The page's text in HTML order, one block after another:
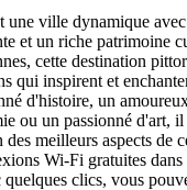
une ville dynamique
et un riche patrimoine
cette destination
qui inspirent et
d'histoire, un
ou un passionné d'art,
meilleurs aspects de
Wi-Fi gratuites
quelques clics, vous